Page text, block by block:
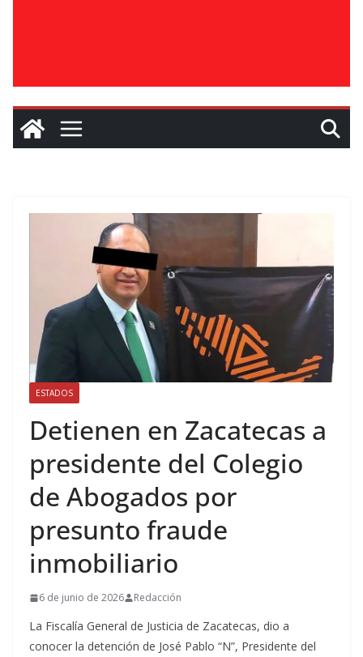
ESTADOS
Detienen en Zacatecas a
presidente del Colegio
de Abogados por
presunto fraude
inmobiliario
6 de junio de 2026 Redacción
La Fiscalía General de Justicia de Zacatecas, dio a
conocer la detención de José Pablo “N”, Presidente del